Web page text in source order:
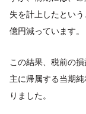
失を計上したとい
億円減っています。
この結果、税前の
主に帰属する当期
りました。